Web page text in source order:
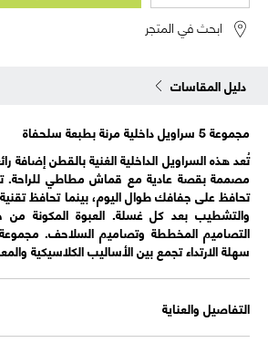
ابحث في المتجر
دليل المقاسات
مجموعة 5 سراويل داخلية مرنة بطبعة سلحفاة
تُعد هذه السراويل الداخلية الغنية بالقطن
والتشطيب بعد كل غسلة. العبوة المكونة
سهلة الارتداء تجمع بين الأساليب الكلاسيكية
التفاصيل والعناية